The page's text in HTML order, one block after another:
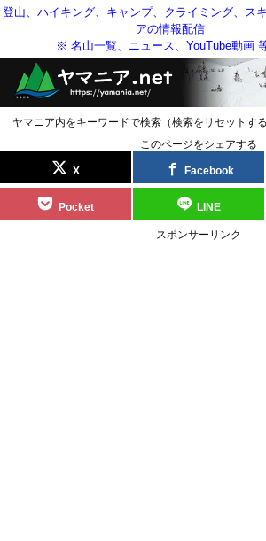
登山、ハイキング、キャンプ、クライミング、ス
アの情報配信
※ 名山一覧、ニュース、YouTube動画
ヤマニア内をキーワードで検索（検索をリセットす
このページをシェアする
X Facebook
Pocket LINE
スポンサーリンク